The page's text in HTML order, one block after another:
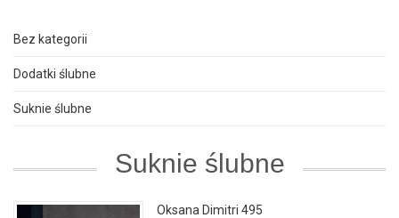
Bez kategorii
Dodatki ślubne
Suknie ślubne
Suknie ślubne
Oksana Dimitri 495